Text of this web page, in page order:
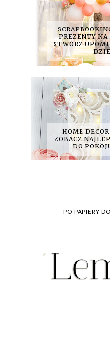
PREZENTY NA
STWÓRZ
HOME
ZOBACZ
DO
PO PAPIERY